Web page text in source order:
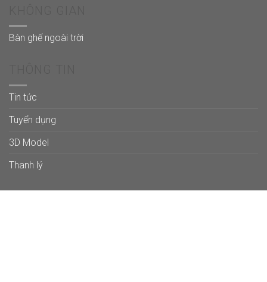
Bàn ghế ngoài trời
Tin tức
Tuyển dụng
3D Model
Thanh lý